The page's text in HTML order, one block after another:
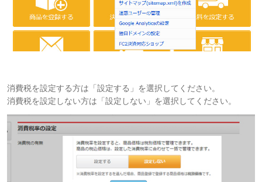
消費税を設定する方は「設定する」を選択してください。
消費税を設定しない方は「設定しない」を選択してください。